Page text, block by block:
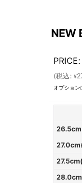
NEW
PRICE:
(税込: ¥
オプション